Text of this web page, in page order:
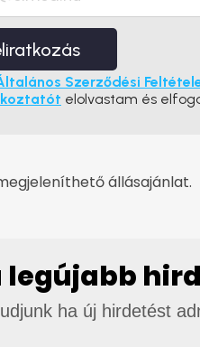
Szerződési
elolvastam és
állásajánlat.
legújabb
ha új hirdetést